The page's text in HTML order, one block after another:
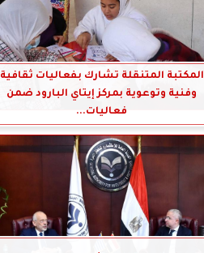
المكتبة المتنقلة تشارك بفعاليات ثقافية
وفنية وتوعوية بمركز إيتاي البارود ضمن
فعاليات...